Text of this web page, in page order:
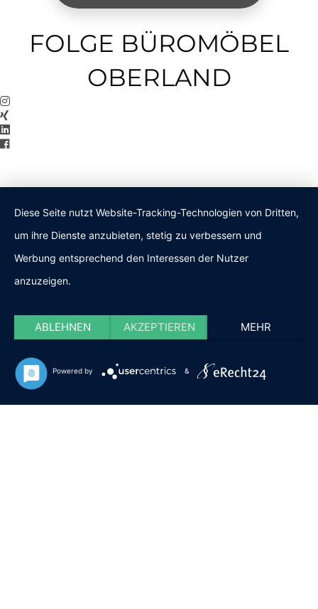
FOLGE BÜROMÖBEL
OBERLAND
Diese Seite nutzt Website-Tracking-Technologien von Dritten,
um ihre Dienste anzubieten, stetig zu verbessern und
Werbung entsprechend den Interessen der Nutzer
anzuzeigen.
ABLEHNEN AKZEPTIEREN MEHR
Powered by &